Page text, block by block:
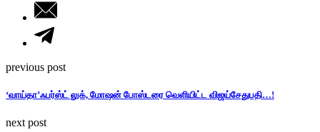
previous post
‘வாய்தா’ஃபர்ஸ்ட் லுக், மோஷன் போஸ்டரை வெளியிட்ட விஜய்சேதுபதி…!
next post